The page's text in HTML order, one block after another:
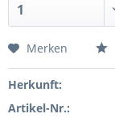
Merken
Herkunft:
Artikel-Nr.: